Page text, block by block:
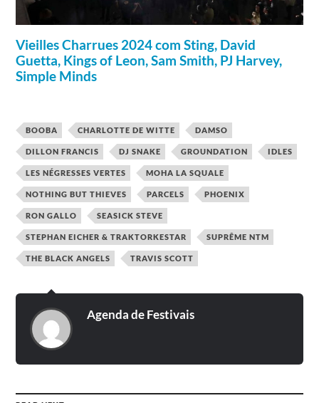
Vieilles Charrues 2024 com Sting, David
Guetta, Kings of Leon, Sam Smith, PJ Harvey,
Simple Minds
BOOBA CHARLOTTE DE WITTE DAMSO
DILLON FRANCIS DJ SNAKE GROUNDATION IDLES
LES NÉGRESSES VERTES MOHA LA SQUALE
NOTHING BUT THIEVES PARCELS PHOENIX
RON GALLO SEASICK STEVE
STEPHAN EICHER & TRAKTORKESTAR SUPRÊME NTM
THE BLACK ANGELS TRAVIS SCOTT
Agenda de Festivais